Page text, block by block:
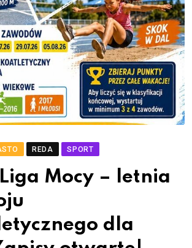
REDA SPORT
Mocy – letnia
dla